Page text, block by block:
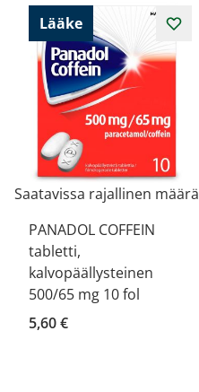
Lääke
Saatavissa rajallinen määrä
PANADOL COFFEIN
tabletti,
kalvopäällysteinen
500/65 mg 10 fol
5,60 €